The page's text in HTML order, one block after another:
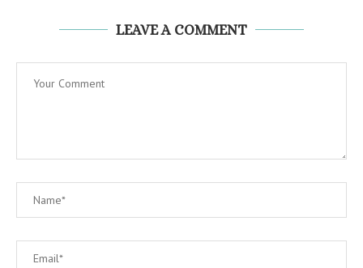
LEAVE A COMMENT